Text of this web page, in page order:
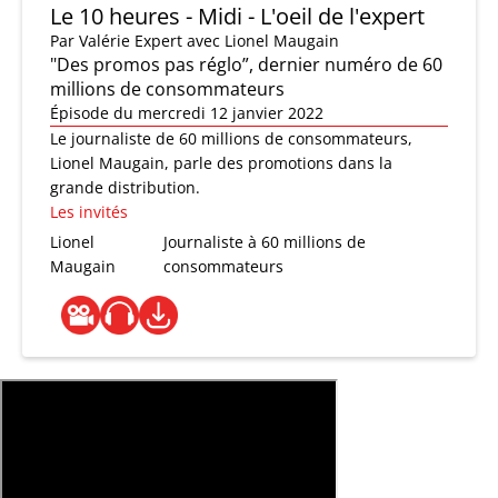
Le 10 heures - Midi - L'oeil de l'expert
Par Valérie Expert avec Lionel Maugain
"Des promos pas réglo”, dernier numéro de 60
millions de consommateurs
Épisode du mercredi 12 janvier 2022
Le journaliste de 60 millions de consommateurs,
Lionel Maugain, parle des promotions dans la
grande distribution.
Les invités
Lionel
Maugain
Journaliste à 60 millions de
consommateurs